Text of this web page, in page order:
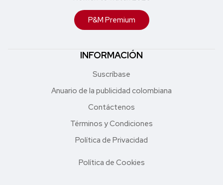
P&M Premium
INFORMACIÓN
Suscríbase
Anuario de la publicidad colombiana
Contáctenos
Términos y Condiciones
Política de Privacidad
Política de Cookies